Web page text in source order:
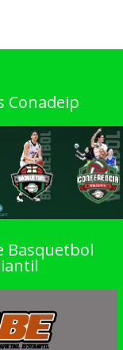
Conadeip
Basquetbol